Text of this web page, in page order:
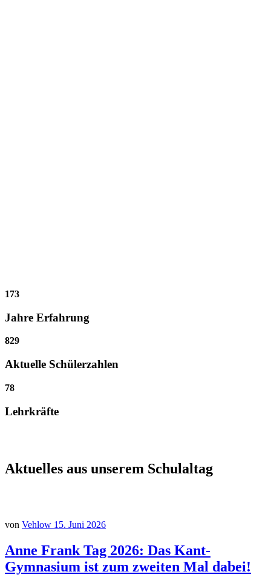
173
Jahre Erfahrung
829
Aktuelle Schülerzahlen
78
Lehrkräfte
Aktuelles aus unserem Schulaltag
von Vehlow 15. Juni 2026
Anne Frank Tag 2026: Das Kant-
Gymnasium ist zum zweiten Mal dabei!